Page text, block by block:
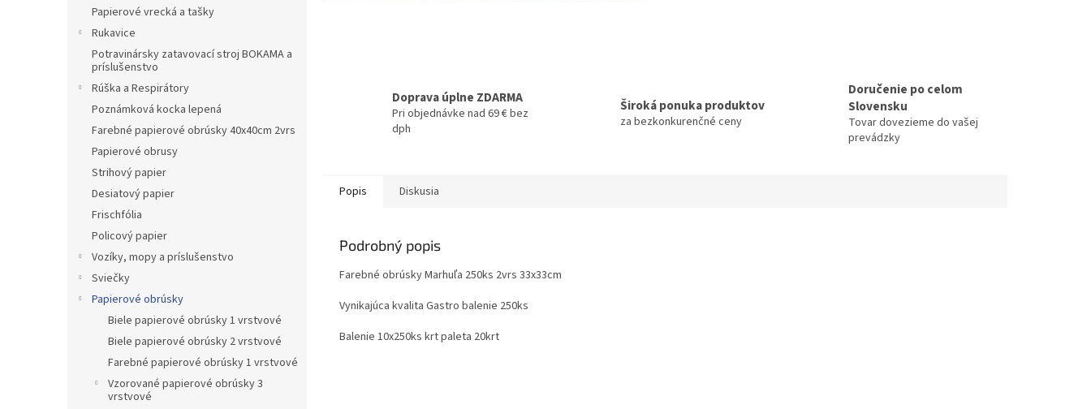
Papierové vrecká a tašky
Rukavice
Potravinársky zatavovací stroj BOKAMA a
príslušenstvo
Rúška a Respirátory
Poznámková kocka lepená
Farebné papierové obrúsky 40x40cm 2vrs
Papierové obrusy
Strihový papier
Desiatový papier
Frischfólia
Policový papier
Vozíky, mopy a príslušenstvo
Sviečky
Papierové obrúsky
Biele papierové obrúsky 1 vrstvové
Biele papierové obrúsky 2 vrstvové
Farebné papierové obrúsky 1 vrstvové
Vzorované papierové obrúsky 3
vrstvové
Doprava úplne ZDARMA
Pri objednávke nad 69 € bez
dph
Široká ponuka produktov
za bezkonkurenčné ceny
Doručenie po celom
Slovensku
Tovar dovezieme do vašej
prevádzky
Popis Diskusia
Podrobný popis
Farebné obrúsky Marhuľa 250ks 2vrs 33x33cm
Vynikajúca kvalita Gastro balenie 250ks
Balenie 10x250ks krt paleta 20krt